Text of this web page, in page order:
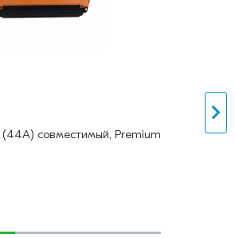
совместимый, Premium